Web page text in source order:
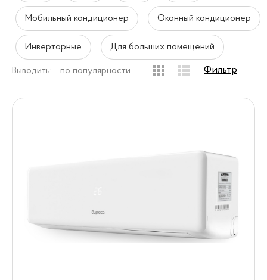
Мобильный кондиционер Оконный кондиционер
Инверторные Для больших помещений
Выводить: по популярности Фильтр